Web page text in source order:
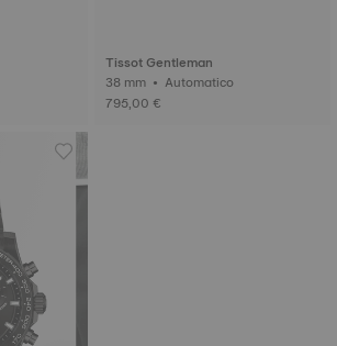
Tissot Gentleman
38 mm • Automatico
795,00 €